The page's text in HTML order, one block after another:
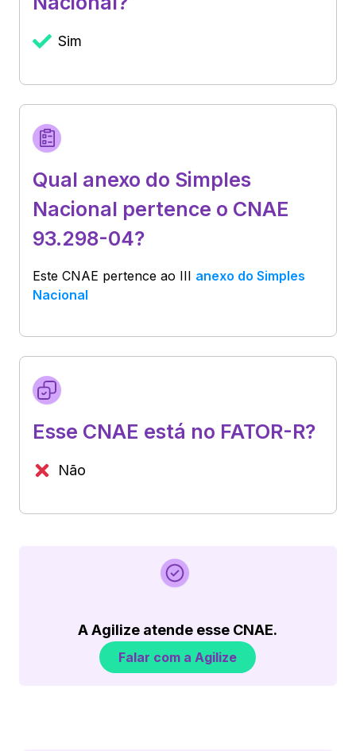
Sim
Qual anexo do Simples
Nacional pertence o CNAE
93.298-04?
Este CNAE pertence ao III anexo do Simples
Nacional
Esse CNAE está no FATOR-R?
Não
A Agilize atende esse CNAE.
Falar com a Agilize